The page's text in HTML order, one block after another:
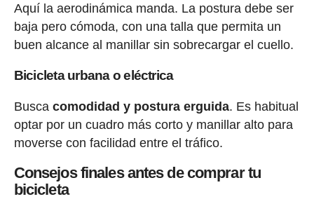
Aquí la aerodinámica manda. La postura debe ser
baja pero cómoda, con una talla que permita un
buen alcance al manillar sin sobrecargar el cuello.
Bicicleta urbana o eléctrica
Busca comodidad y postura erguida. Es habitual
optar por un cuadro más corto y manillar alto para
moverse con facilidad entre el tráfico.
Consejos finales antes de comprar tu
bicicleta